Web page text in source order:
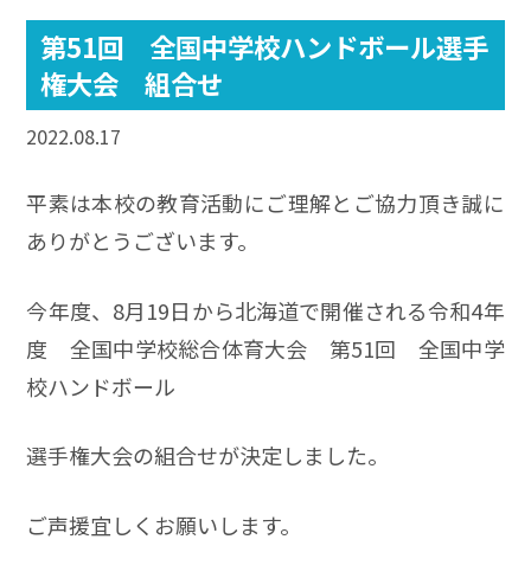
第51回 全国中学校ハンドボール選手
権大会 組合せ
2022.08.17
平素は本校の教育活動にご理解とご協力頂き誠に
ありがとうございます。
今年度、8月19日から北海道で開催される令和4年
度 全国中学校総合体育大会 第51回 全国中学
校ハンドボール
選手権大会の組合せが決定しました。
ご声援宜しくお願いします。